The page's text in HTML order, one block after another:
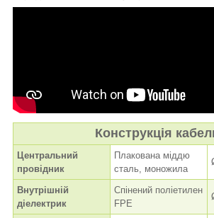
Конструкція
Центральний
провідник
Плакована міддю
сталь, моножила
Внутрішній
діелектрик
Спінений поліетилен
FPE